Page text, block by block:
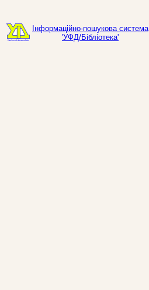
Інформаційно-пошукова система
'УФД/Бібліотека'